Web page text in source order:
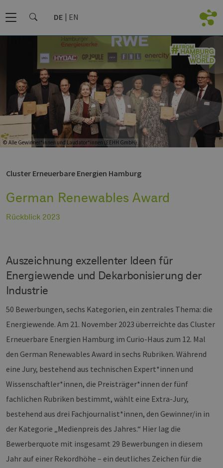
DE EN
© Alle Gewinner*innen und Laudator*innen (EEHH GmbH)
Cluster Erneuerbare Energien Hamburg
German Renewables Award
Rückblick 2023
Auszeichnung exzellenter Ideen für
Energiewende und Dekarbonisierung der
Industrie
50 Bewerbungen, sechs Kategorien, ein zentrales Thema: die
Energiewende. Am 21. November 2023 überreichte das Cluster
Erneuerbare Energien Hamburg im Curio-Haus zum 12. Mal
den German Renewables Award in sechs Rubriken. Während
eine Jury, bestehend aus technischen Expert*innen und
Wissenschaftler*innen, die Preisträger*innen der fünf
fachlichen Rubriken bestimmt, wählt eine Extra-Jury,
bestehend aus drei Fachjournalist*innen, den Gewinner/in in
der Kategorie „Medienpreis des Jahres.“ Hier lag die
Bewerberquote mit insgesamt 29 Bewerbungen in diesem
Jahr auf einer Rekordhöhe – ein deutliches Zeichen für die